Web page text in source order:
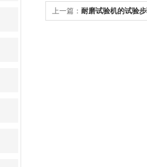
上一篇： 耐磨试验机的试验